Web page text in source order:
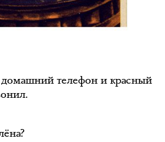
домашний телефон и красный